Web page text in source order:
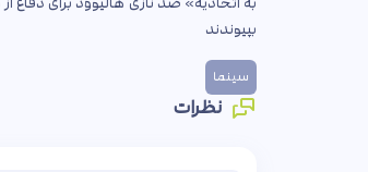
بپیوندند
سینما
نظرات